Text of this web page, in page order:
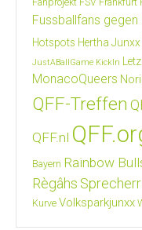
Fussballfans
Hotspots Hertha Junxx
JustABallGame KickIn
MonacoQueers
QFF-Treffen
QFF.nl
Bayern Rainbow
Règâhs
Kurve Volksparkjunxx